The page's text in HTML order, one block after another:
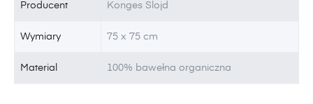
Producent Konges Slojd
Wymiary 75 x 75 cm
Material 100% bawełna organiczna